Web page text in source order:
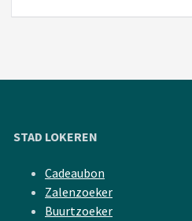
STAD LOKEREN
Cadeaubon
Zalenzoeker
Buurtzoeker